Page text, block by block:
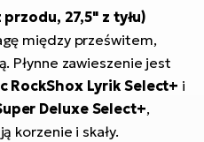
przodu, 27,5" z tyłu)
między prześwitem,
Płynne zawieszenie jest
RockShox Lyrik Select+ i
Deluxe Select+,
korzenie i skały.